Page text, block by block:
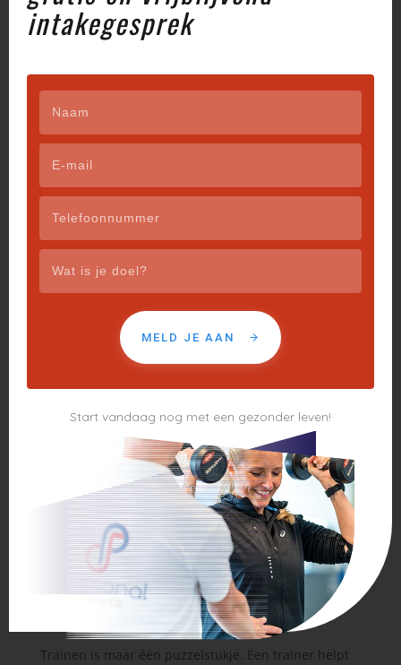
vervangen geen persoonlijke feedback, correcties of
aanpassing aan jouw lichaam, levensstijl en doelen.
tegenwoordig zijn. Deze geven uiteraard veel nuttige
informatie, maar ook vaak een vertekend beeld van
de realiteit. Het is tenslotte hun werk en hierdoor is
alles veelal heel anders dan jouw persoonlijke
Een trainer ziet:
Foutjes in je techniek
Wanneer je te licht of te zwaar traint
Of je ademhaling, tempo en houding correct zijn
Online informatie is algemeen. Personal training is
Mythe 7: “Personal training gaat alleen over
De werkelijkheid:
Een goede personal trainer kijkt veel breder dan
alleen de oefeningen in de gym. Denk aan:
Voedingsbegeleiding
Leefstijladvies (slaap, stress, herstel)
Gedragsverandering en mindset
Doelgericht plannen en meten van voortgang
Trainen is maar één puzzelstukje. Een trainer helpt
intakegesprek
MELD JE AAN
Start vandaag nog met een gezonder leven!